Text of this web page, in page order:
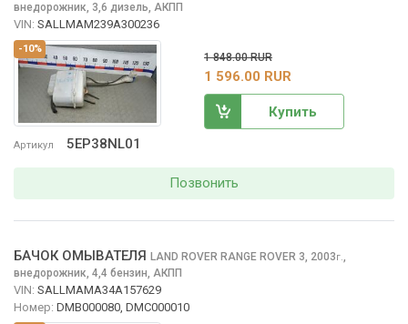
-10%
Артикул 5EP38NL01
внедорожник, 3,6 дизель, АКПП
VIN: SALLMAM239A300236
1 848.00 RUR
1 596.00 RUR
Купить
Позвонить
БАЧОК ОМЫВАТЕЛЯ LAND ROVER RANGE ROVER 3, 2003г.
внедорожник, 4,4 бензин, АКПП
VIN: SALLMAMA34A157629
Номер: DMB000080, DMC000010